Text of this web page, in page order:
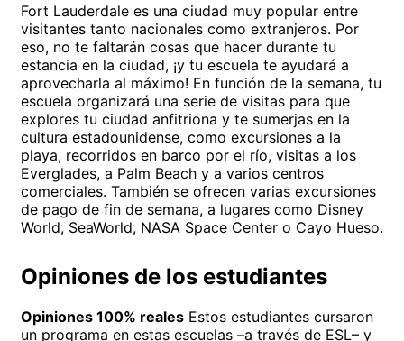
Fort Lauderdale es una ciudad muy popular entre
visitantes tanto nacionales como extranjeros. Por
eso, no te faltarán cosas que hacer durante tu
estancia en la ciudad, ¡y tu escuela te ayudará a
aprovecharla al máximo! En función de la semana, tu
escuela organizará una serie de visitas para que
explores tu ciudad anfitriona y te sumerjas en la
cultura estadounidense, como excursiones a la
playa, recorridos en barco por el río, visitas a los
Everglades, a Palm Beach y a varios centros
comerciales. También se ofrecen varias excursiones
de pago de fin de semana, a lugares como Disney
World, SeaWorld, NASA Space Center o Cayo Hueso.
Opiniones de los estudiantes
Opiniones 100% reales Estos estudiantes cursaron
un programa en estas escuelas –a través de ESL– y